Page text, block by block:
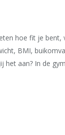
hoe fit je
BMI,
aan? In de